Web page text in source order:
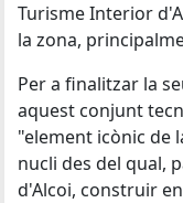
Turisme Interior
la zona,
Per a finalitzar la
aquest conjunt
"element icònic de
nucli des del qual,
d'Alcoi, construir